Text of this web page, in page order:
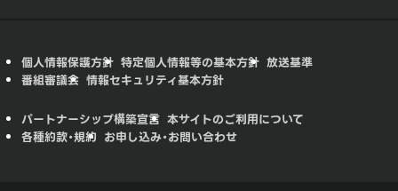
個人情報保護方針 特定個人情報等の基本方針 放送基準
番組審議会 情報セキュリティ基本方針
パートナーシップ構築宣言 本サイトのご利用について
各種約款・規約 お申し込み・お問い合わせ